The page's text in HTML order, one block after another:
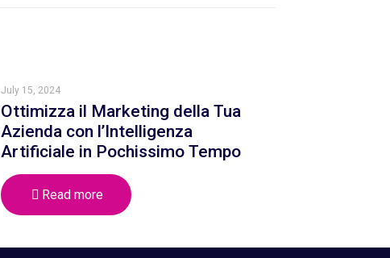
July 15, 2024
Ottimizza il Marketing della Tua
Azienda con l’Intelligenza
Artificiale in Pochissimo Tempo
Read more